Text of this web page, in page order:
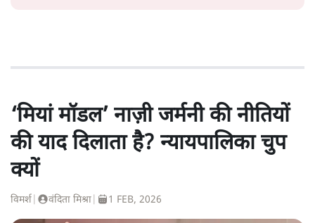
‘मियां मॉडल’ नाज़ी जर्मनी की नीतियों
की याद दिलाता है? न्यायपालिका चुप
क्यों
विमर्श वंदिता मिश्रा 1 FEB, 2026